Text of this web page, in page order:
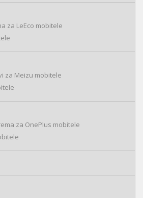
za LeEco mobitele
za Meizu mobitele
za OnePlus mobitele